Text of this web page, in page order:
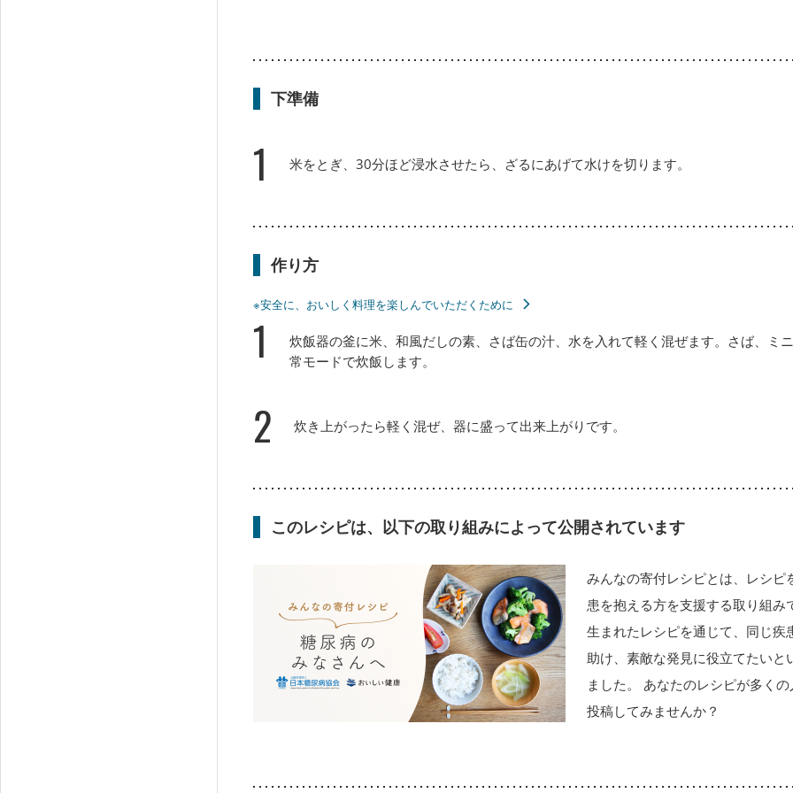
下準備
1 米をとぎ、30分ほど浸水させたら、ざるにあげて水けを切ります。
作り方
※安全に、おいしく料理を楽しんでいただくために
1
炊飯器の釜に米、和風だしの素、さば缶の汁、水を入れて軽く混ぜます。さば、ミ
常モードで炊飯します。
2 炊き上がったら軽く混ぜ、器に盛って出来上がりです。
このレシピは、以下の取り組みによって公開されています
みんなの寄付レシピとは、レシピ
患を抱える方を支援する取り組み
生まれたレシピを通じて、同じ疾
助け、素敵な発見に役立てたいと
ました。 あなたのレシピが多くの
投稿してみませんか？